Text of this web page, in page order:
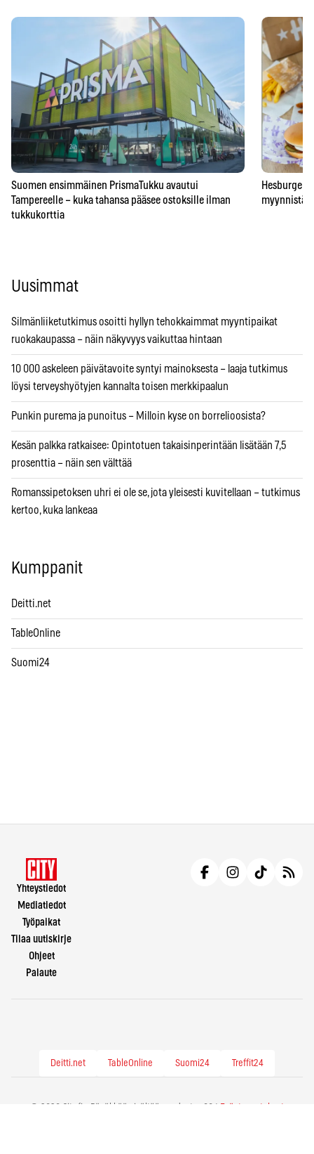
Suomen ensimmäinen PrismaTukku avautui
Tampereelle – kuka tahansa pääsee ostoksille ilman
tukkukorttia
myynnistä
Uusimmat
Silmänliiketutkimus osoitti hyllyn tehokkaimmat myyntipaikat
ruokakaupassa – näin näkyvyys vaikuttaa hintaan
10 000 askeleen päivätavoite syntyi mainoksesta – laaja tutkimus
löysi terveyshyötyjen kannalta toisen merkkipaalun
Punkin purema ja punoitus – Milloin kyse on borrelioosista?
Kesän palkka ratkaisee: Opintotuen takaisinperintään lisätään 7,5
prosenttia – näin sen välttää
Romanssipetoksen uhri ei ole se, jota yleisesti kuvitellaan – tutkimus
kertoo, kuka lankeaa
Kumppanit
Deitti.net
TableOnline
Suomi24
Yhteystiedot
Mediatiedot
Työpaikat
Tilaa uutiskirje
Ohjeet
Palaute
Deitti.net TableOnline Suomi24 Treffit24